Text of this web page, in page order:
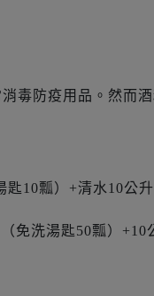
毒防疫用品。然而
匙10瓢）+清水10公升
免洗湯匙50瓢）+10